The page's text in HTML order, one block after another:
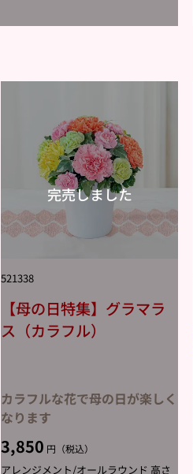
521338
【母の日特集】グラマラ
ス（カラフル）
カラフルな花で母の日が楽しく
なります
3,850 円（税込）
アレンジメント/オールラウンド 高さ